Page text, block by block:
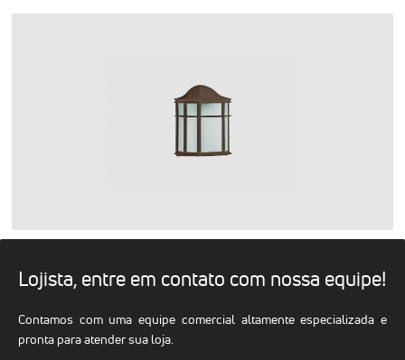
Lojista, entre em contato com nossa equipe!
Contamos com uma equipe comercial altamente especializada e
pronta para atender sua loja.